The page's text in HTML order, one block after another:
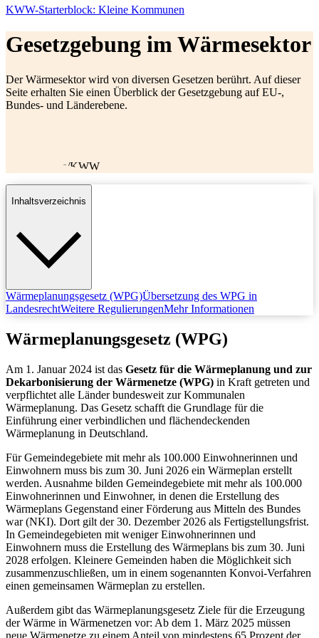
KWW-Starterblock: Kleine Kommunen
Gesetzgebung im Wärmesektor
Der Wärmesektor wird von diversen Gesetzen berührt. Auf dieser
Seite erhalten Sie einen Überblick der Gesetzgebung auf EU-,
Bundes- und Länderebene.
dena/KWW
Inhaltsverzeichnis
Wärmeplanungsgesetz (WPG)Übersetzung des WPG in
LandesrechtWeitere RegulierungenMehr Informationen
Wärmeplanungsgesetz (WPG)
Am 1. Januar 2024 ist das Gesetz für die Wärmeplanung und zur
Dekarbonisierung der Wärmenetze (WPG) in Kraft getreten und
verpflichtet alle Länder bundesweit zur Kommunalen
Wärmeplanung. Das Gesetz schafft die Grundlage für die
Einführung einer verbindlichen und flächendeckenden
Wärmeplanung in Deutschland.
Für Gemeindegebiete mit mehr als 100.000 Einwohnerinnen und
Einwohnern muss bis zum 30. Juni 2026 ein Wärmeplan erstellt
werden. Ausnahme bilden Gemeindegebiete mit mehr als 100.000
Einwohnerinnen und Einwohner, in denen die Erstellung des
Wärmeplans Gegenstand einer Förderung aus Mitteln des Bundes
war (NKI). Dort gilt der 30. Dezember 2026 als Fertigstellungsfrist.
In Gemeindegebieten mit weniger Einwohnerinnen und
Einwohnern muss die Erstellung des Wärmeplans bis zum 30. Juni
2028 erfolgen. Kleinere Gemeinden haben die Möglichkeit sich
zusammenzuschließen, um in einem sogenannten Konvoi-Verfahren
einen gemeinsamen Wärmeplan zu erstellen.
Außerdem gibt das Wärmeplanungsgesetz Ziele für die Erzeugung
der Wärme in Wärmenetzen vor: Ab dem 1. März 2025 müssen
neue Wärmenetze zu einem Anteil von mindestens 65 Prozent der